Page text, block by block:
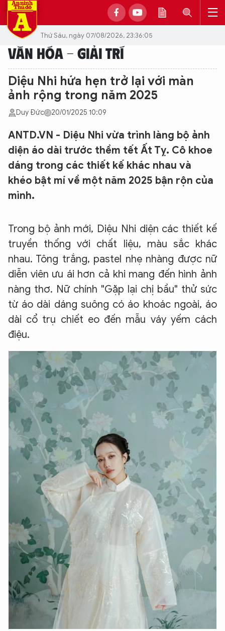
Thứ Sáu, ngày 07/08/2026, 23:36:05
VĂN HÓA - GIẢI TRÍ
Diệu Nhi hứa hẹn trở lại với màn
ảnh rộng trong năm 2025
Duy Đức 20/01/2025 10:09
ANTD.VN - Diệu Nhi vừa trình làng bộ ảnh
diện áo dài trước thềm tết Ất Tỵ. Cô khoe
dáng trong các thiết kế khác nhau và
khéo bật mí về một năm 2025 bận rộn của
mình.
Trong bộ ảnh mới, Diệu Nhi diện các thiết kế
truyền thống với chất liệu, màu sắc khác
nhau. Tông trắng, pastel nhẹ nhàng được nữ
diễn viên ưu ái hơn cả khi mang đến hình ảnh
nàng thơ. Nữ chính "Gặp lại chị bầu" thử sức
từ áo dài dáng suông có áo khoác ngoài, áo
dài cổ trụ chiết eo đến mẫu váy yếm cách
điệu.